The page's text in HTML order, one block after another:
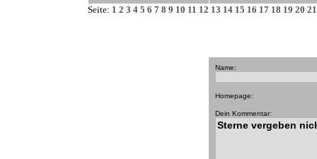
Seite: 1 2 3 4 5 6 7 8 9 10 11 12 13 14 15 16 17 18 19 20 21
Name:
Homepage:
Dein Kommentar: